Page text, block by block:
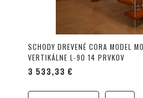
SCHODY DREVENÉ CORA MODEL
VERTIKÁLNE L-90 14 PRVKOV
3 533,33 €